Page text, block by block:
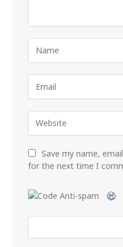
Save my name,
for the next time I